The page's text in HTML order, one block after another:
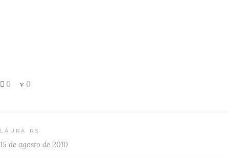
0 0
LAURA RS
15 de agosto de 2010